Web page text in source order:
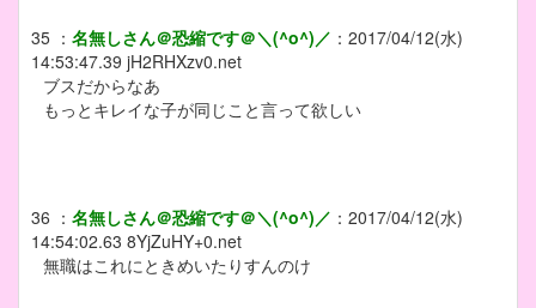
35 ： 名無しさん＠恐縮です＠＼(^o^)／ ： 2017/04/12(水)
14:53:47.39 jH2RHXzv0.net
ブスだからなあ
もっとキレイな子が同じこと言って欲しい
36 ： 名無しさん＠恐縮です＠＼(^o^)／ ： 2017/04/12(水)
14:54:02.63 8YjZuHY+0.net
無職はこれにときめいたりすんのけ